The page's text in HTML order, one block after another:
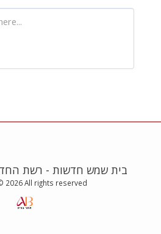
בית שמש חדשות - רשת
2026 All rights reserved